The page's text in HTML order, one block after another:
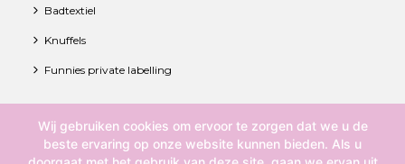
Badtextiel
Knuffels
Funnies private labelling
© 2021 Funnies BV. All rights reserved.
Wij gebruiken cookies om ervoor te zorgen dat we u de
beste ervaring op onze website kunnen bieden. Als u